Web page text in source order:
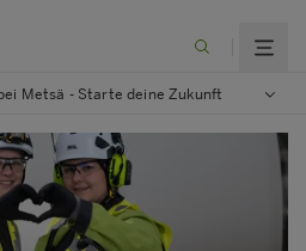
Metsä - Starte deine Zukunft